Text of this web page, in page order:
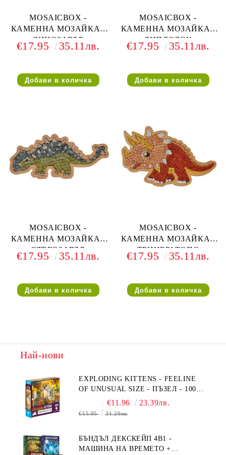
MOSAICBOX -
КАМЕННА МОЗАЙКА -
ДИНОЗАВЪР
€17.95 35.11лв.
MOSAICBOX -
КАМЕННА МОЗАЙКА -
ДИПЛОДОК
ДИНОЗАВЪР
€17.95 35.11лв.
MOSAICBOX -
КАМЕННА МОЗАЙКА -
СТЕГОЗАВЪР
ДИНОЗАВЪР
€17.95 35.11лв.
MOSAICBOX -
КАМЕННА МОЗАЙКА -
ТРИЦЕРАТОПС
ДИНОЗАВЪР
€17.95 35.11лв.
Най-нови
EXPLODING KITTENS - FEELINE
OF UNUSUAL SIZE - ПЪЗЕЛ - 1000
ЧАСТИ - ПРЕОЦЕНЕН - СРЕДНА
ПОВРЕДА НА КУТИЯТА
€11.96 23.39лв.
€15.95 31.20лв.
БЪНДЪЛ ДЕКСКЕЙП 4В1 -
МАШИНА НА ВРЕМЕТО +